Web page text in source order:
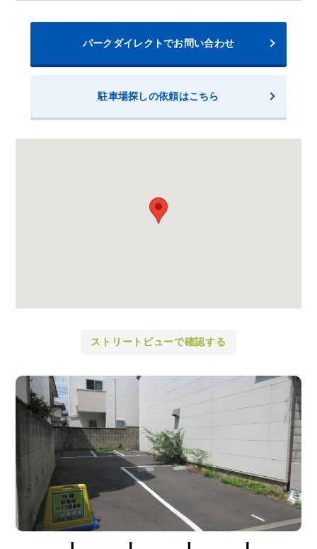
パークダイレクトでお問い合わせ
駐車場探しの依頼はこちら
ストリートビューで確認する